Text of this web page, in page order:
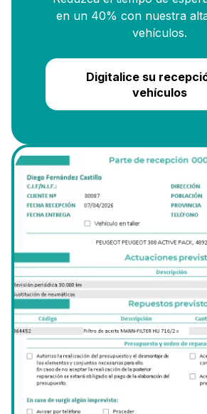
en un 40% con nuestra
vehículos.
Digitalice su
vehículos